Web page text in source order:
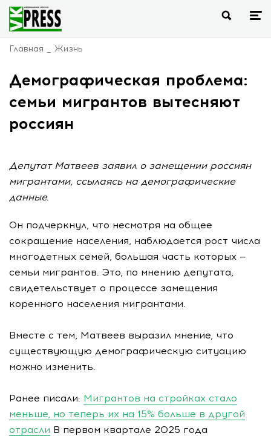
Главная Жизнь
Демографическая проблема:
семьи мигрантов вытесняют
россиян
Депутат Матвеев заявил о замещении россиян
мигрантами, ссылаясь на демографические
данные.
Он подчеркнул, что несмотря на общее
сокращение населения, наблюдается рост числа
многодетных семей, большая часть которых —
семьи мигрантов. Это, по мнению депутата,
свидетельствует о процессе замещения
коренного населения мигрантами.
Вместе с тем, Матвеев выразил мнение, что
существующую демографическую ситуацию
можно изменить.
Ранее писали: Мигрантов на стройках стало
меньше, но теперь их на 15% больше в другой
отрасли В первом квартале 2025 года